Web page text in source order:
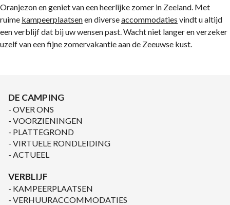
Oranjezon en geniet van een heerlijke zomer in Zeeland. Met
ruime kampeerplaatsenen diverseaccommodaties vindt u altijd
een verblijf dat bij uw wensen past. Wacht niet langer en verzeker
uzelf van een fijne zomervakantie aan de Zeeuwse kust.
DE CAMPING
OVER ONS
VOORZIENINGEN
PLATTEGROND
VIRTUELE RONDLEIDING
ACTUEEL
VERBLIJF
KAMPEERPLAATSEN
VERHUURACCOMMODATIES